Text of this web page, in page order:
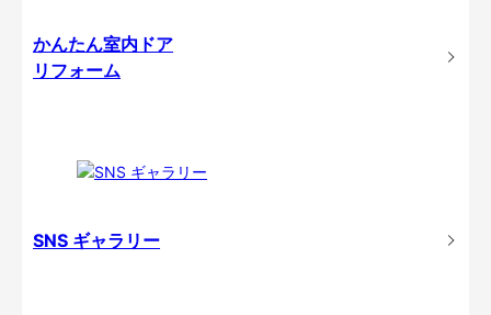
かんたん室内ドア
リフォーム
SNS ギャラリー